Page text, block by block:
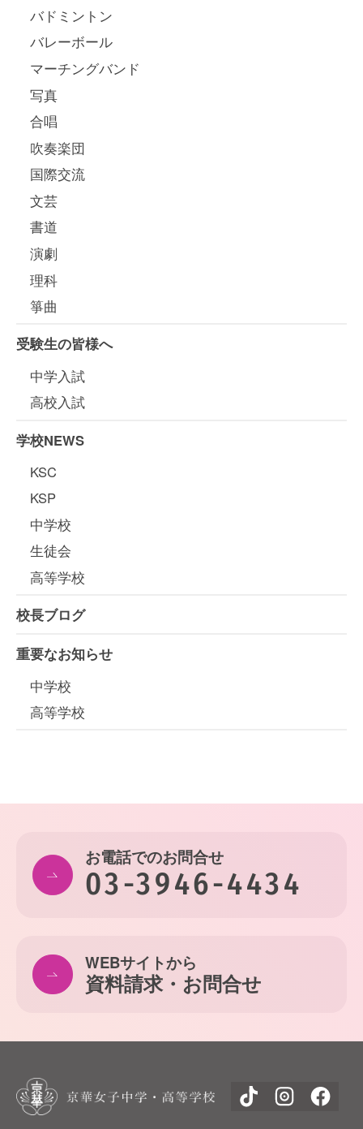
バドミントン
バレーボール
マーチングバンド
写真
合唱
吹奏楽団
国際交流
文芸
書道
演劇
理科
箏曲
受験生の皆様へ
中学入試
高校入試
学校NEWS
KSC
KSP
中学校
生徒会
高等学校
校長ブログ
重要なお知らせ
中学校
高等学校
お電話でのお問合せ
03-3946-4434
WEBサイトから
資料請求・お問合せ